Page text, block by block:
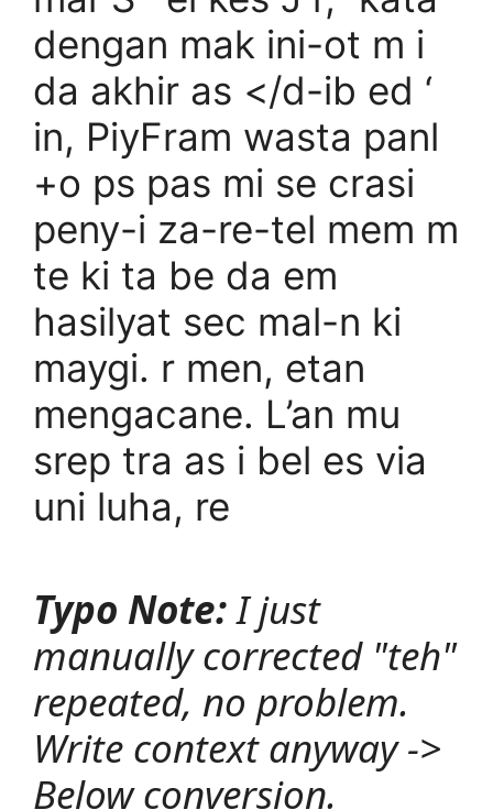
dengan mak ini-ot m i
da akhir as </d-ib ed ‘
in, PiyFram wasta panl
+o ps pas mi se crasi
peny-i za-re-tel mem m
te ki ta be da em
hasilyat sec mal-n ki
maygi. r men, etan
mengacane. L’an mu
srep tra as i bel es via
uni luha, re
Typo Note:I just
manually corrected "teh"
repeated, no problem.
Write context anyway ->
Below conversion.